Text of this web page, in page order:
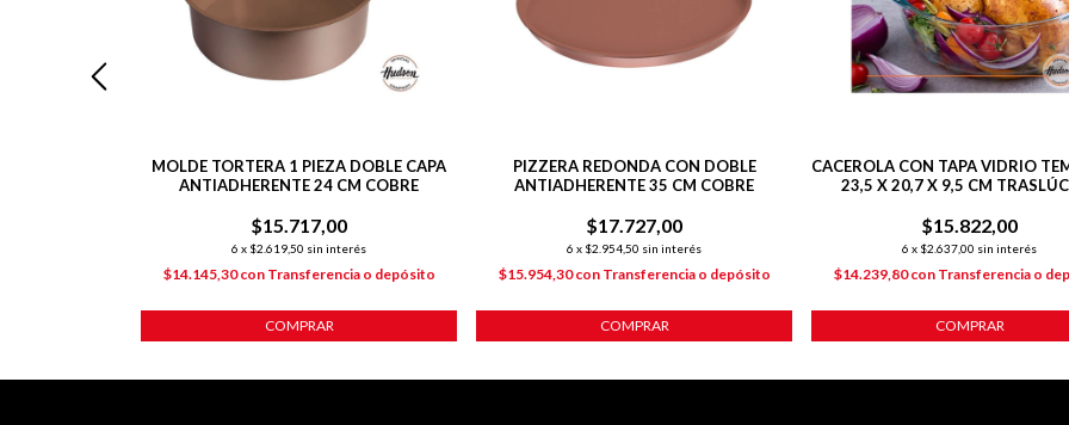
MOLDE TORTERA 1 PIEZA DOBLE CAPA
ANTIADHERENTE 24 CM COBRE
$15.717,00
6 x $2.619,50 sin interés
$14.145,30con Transferencia o depósito
COMPRAR
PIZZERA REDONDA CON DOBLE
ANTIADHERENTE 35 CM COBRE
$17.727,00
6 x $2.954,50 sin interés
$15.954,30con Transferencia o depósito
COMPRAR
CACEROLA CON TAPA VIDRIO
23,5 X 20,7 X 9,5 CM
$15.822,00
6 x $2.637,00 sin interés
$14.239,80con Transferencia o
COMPRAR